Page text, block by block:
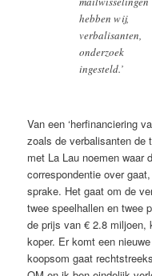
hebben wij,
verbalisanten,
onderzoek
ingesteld.’
Van een ‘herfinanciering
zoals de verbalisanten de
met La Lau noemen waar
correspondentie over
sprake. Het gaat om de
twee speelhallen en twee
de prijs van € 2.8 miljoen,
koper. Er komt een
koopsom gaat